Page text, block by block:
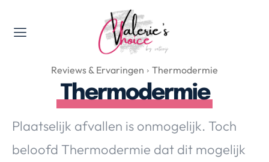
Valerie's Topics
Travel & Culture
Food & Drinks
Lifestyle, Sport & Duurzaamheid
Gadgets & Tech
Reviews & Ervaringen Thermodermie
Thermodermie
Plaatselijk afvallen is onmogelijk. Toch
beloofd Thermodermie dat dit mogelijk